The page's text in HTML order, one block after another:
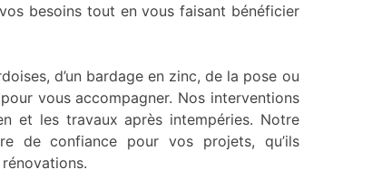
besoins tout en vous faisant bénéficier
d’un bardage en zinc, de la pose ou
vous accompagner. Nos interventions
et les travaux après intempéries. Notre
de confiance pour vos projets, qu’ils